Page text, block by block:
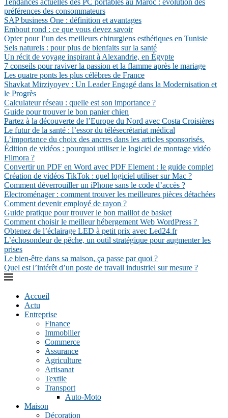
Tendances actuelles des PC portables au Maroc : évolution des
préférences des consommateurs
SAP business One : définition et avantages
Embout rond : ce que vous devez savoir
Opter pour l’un des meilleurs chirurgiens esthétiques en Tunisie
Sels naturels : pour plus de bienfaits sur la santé
Un récit de voyage inspirant à Alexandrie, en Égypte
7 conseils pour raviver la passion et la flamme après le mariage
Les quatre ponts les plus célèbres de France
Shavkat Mirziyoyev : Un Leader Engagé dans la Modernisation et
le Progrès
Calculateur réseau : quelle est son importance ?
Guide pour trouver le bon panier chien
Partez à la découverte de l’Europe du Nord avec Costa Croisières
Le futur de la santé : l’essor du télésecrétariat médical
L’importance du choix des ancres dans les articles sponsorisés.
Édition de vidéos : pourquoi utiliser le logiciel de montage vidéo
Filmora ?
Convertir un PDF en Word avec PDF Element : le guide complet
Création de vidéos TikTok : quel logiciel utiliser sur Mac ?
Comment déverrouiller un iPhone sans le code d’accès ?
Electroménager : comment trouver les meilleures pièces détachées
Comment devenir employé de rayon ?
Guide pratique pour trouver le bon maillot de basket
Comment choisir le meilleur hébergement Web WordPress ?
Obtenez de l’éclairage LED à petit prix avec Led24.fr
L’échosondeur de pêche, un outil stratégique pour augmenter les
prises
Le bien-être dans sa maison, ça passe par quoi ?
Quel est l’intérêt d’un poste de travail industriel sur mesure ?
Accueil
Actu
Entreprise
Finance
Immobilier
Commerce
Assurance
Agriculture
Artisanat
Textile
Transport
Auto-Moto
Maison
Décoration